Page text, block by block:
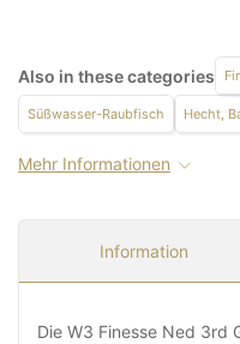
Also in these categories
Süßwasser-Raubfisch Hecht,
Mehr Informationen
Information
Die W3 Finesse Ned 3rd